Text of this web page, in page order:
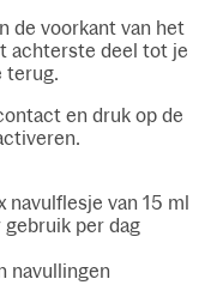
de voorkant van het
achterste deel tot je
terug.
en druk op de
navulflesje van 15 ml
gebruik per dag
navullingen